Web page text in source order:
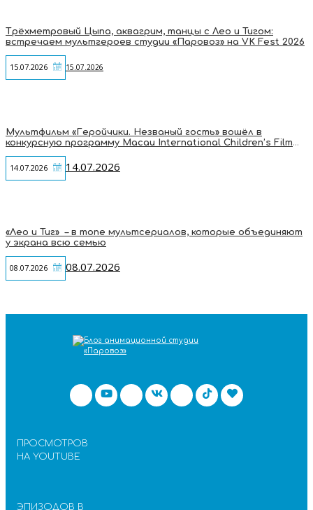
Трёхметровый Цыпа, аквагрим, танцы с Лео и Тигом:
встречаем мультгероев студии «Паровоз» на VK Fest 2026
15.07.2026 15.07.2026
Мультфильм «Геройчики. Незваный гость» вошёл в
конкурсную программу Macau International Children’s Film
14.07.2026 14.07.2026
«Лео и Тиг» – в топе мультсериалов, которые объединяют
у экрана всю семью
08.07.2026 08.07.2026
ПРОСМОТРОВ
НА YOUTUBE
ЭПИЗОДОВ В